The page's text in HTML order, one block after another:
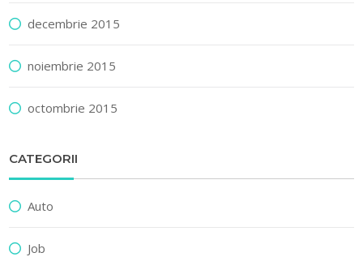
decembrie 2015
noiembrie 2015
octombrie 2015
CATEGORII
Auto
Job